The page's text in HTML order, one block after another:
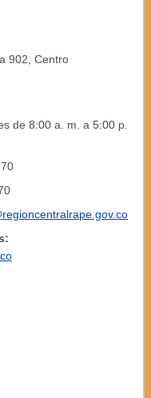
902, Centro
de 8:00 a. m. a 5:00 p.